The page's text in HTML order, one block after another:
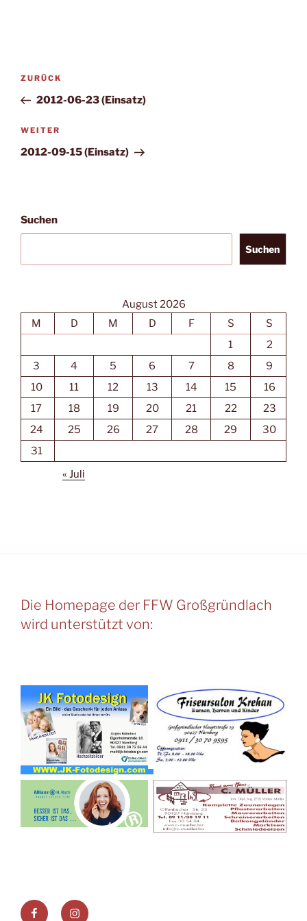
Beitragsnavigation
Vorheriger
Beitrag
ZURÜCK
2012-06-23 (Einsatz)
Nächster
Beitrag
WEITER
2012-09-15 (Einsatz)
Suchen
Suchen
August 2026
M
D M D F S
S
1
2
3
4 5 6 7 8
9
10
11 12 13 14 15
16
17
18 19 20 21 22
23
24
25 26 27 28 29
30
31
« Juli
Die Homepage der FFW Großgründlach
wird unterstützt von:
FacebookInstagram